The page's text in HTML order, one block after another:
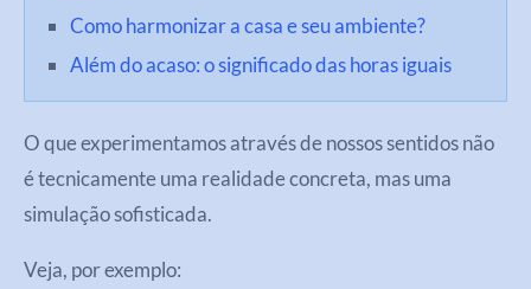
Como harmonizar a casa e seu ambiente?
Além do acaso: o significado das horas iguais
O que experimentamos através de nossos sentidos não
é tecnicamente uma realidade concreta, mas uma
simulação sofisticada.
Veja, por exemplo: